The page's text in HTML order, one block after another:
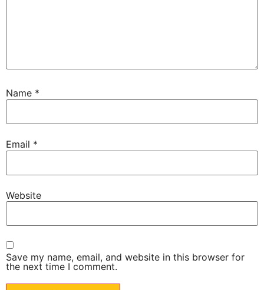
Name *
Email *
Website
Save my name, email, and website in this browser for
the next time I comment.